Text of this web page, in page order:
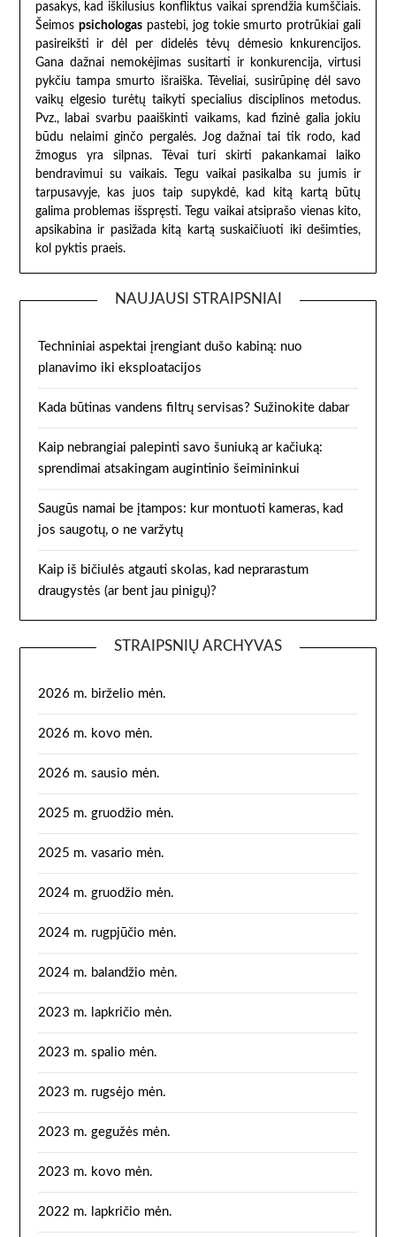
pasakys, kad iškilusius konfliktus vaikai sprendžia kumščiais.
Šeimos psichologaspastebi, jog tokie smurto protrūkiai gali
pasireikšti ir dėl per didelės tėvų dėmesio knkurencijos.
Gana dažnai nemokėjimas susitarti ir konkurencija, virtusi
pykčiu tampa smurto išraiška. Tėveliai, susirūpinę dėl savo
vaikų elgesio turėtų taikyti specialius disciplinos metodus.
Pvz., labai svarbu paaiškinti vaikams, kad fizinė galia jokiu
būdu nelaimi ginčo pergalės. Jog dažnai tai tik rodo, kad
žmogus yra silpnas. Tėvai turi skirti pakankamai laiko
bendravimui su vaikais. Tegu vaikai pasikalba su jumis ir
tarpusavyje, kas juos taip supykdė, kad kitą kartą būtų
galima problemas išspręsti. Tegu vaikai atsiprašo vienas kito,
apsikabina ir pasižada kitą kartą suskaičiuoti iki dešimties,
kol pyktis praeis.
NAUJAUSI STRAIPSNIAI
Techniniai aspektai įrengiant dušo kabiną: nuo
planavimo iki eksploatacijos
Kada būtinas vandens filtrų servisas? Sužinokite dabar
Kaip nebrangiai palepinti savo šuniuką ar kačiuką:
sprendimai atsakingam augintinio šeimininkui
Saugūs namai be įtampos: kur montuoti kameras, kad
jos saugotų, o ne varžytų
Kaip iš bičiulės atgauti skolas, kad neprarastum
draugystės (ar bent jau pinigų)?
STRAIPSNIŲ ARCHYVAS
2026 m. birželio mėn.
2026 m. kovo mėn.
2026 m. sausio mėn.
2025 m. gruodžio mėn.
2025 m. vasario mėn.
2024 m. gruodžio mėn.
2024 m. rugpjūčio mėn.
2024 m. balandžio mėn.
2023 m. lapkričio mėn.
2023 m. spalio mėn.
2023 m. rugsėjo mėn.
2023 m. gegužės mėn.
2023 m. kovo mėn.
2022 m. lapkričio mėn.